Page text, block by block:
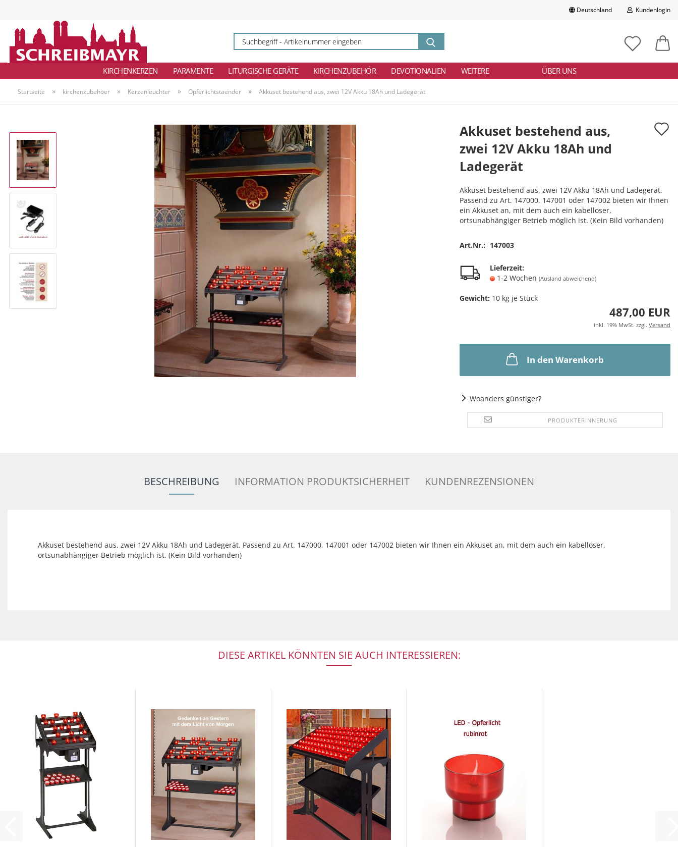
Deutschland Kundenlogin
E-Mail
Konto erstellen
eingeben
KIRCHENKERZEN PARAMENTE LITURGISCHE GERÄTE KIRCHENZUBEHÖR DEVOTIONALIEN ÜBER UNS
WEITERE
Startseite » kirchenzubehoer » Kerzenleuchter » Opferlichtstaender » Akkuset bestehend aus, zwei 12V Akku 18Ah und Ladegerät
Akkuset bestehend aus,
zwei 12V Akku 18Ah und
Ladegerät
Akkuset bestehend aus, zwei 12V Akku 18Ah und Ladegerät.
Passend zu Art. 147000, 147001 oder 147002 bieten wir Ihnen
ein Akkuset an, mit dem auch ein kabelloser,
ortsunabhängiger Betrieb möglich ist. (Kein Bild vorhanden)
Art.Nr.: 147003
Lieferzeit:
1-2 Wochen (Ausland abweichend)
Gewicht: 10 kg je Stück
487,00 EUR
inkl. 19% MwSt. zzgl. Versand
In den Warenkorb
Woanders günstiger?
PRODUKTERINNERUNG
BESCHREIBUNG INFORMATION PRODUKTSICHERHEIT KUNDENREZENSIONEN
Akkuset bestehend aus, zwei 12V Akku 18Ah und Ladegerät. Passend zu Art. 147000, 147001 oder 147002 bieten wir Ihnen ein Akkuset an, mit dem auch ein kabelloser,
ortsunabhängiger Betrieb möglich ist. (Kein Bild vorhanden)
DIESE ARTIKEL KÖNNTEN SIE AUCH INTERESSIEREN: